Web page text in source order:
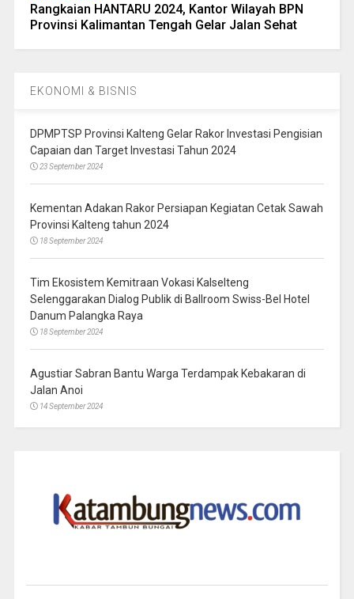
Rangkaian HANTARU 2024, Kantor Wilayah BPN
Provinsi Kalimantan Tengah Gelar Jalan Sehat
EKONOMI & BISNIS
DPMPTSP Provinsi Kalteng Gelar Rakor Investasi Pengisian
Capaian dan Target Investasi Tahun 2024
23 September 2024
Kementan Adakan Rakor Persiapan Kegiatan Cetak Sawah
Provinsi Kalteng tahun 2024
18 September 2024
Tim Ekosistem Kemitraan Vokasi Kalselteng
Selenggarakan Dialog Publik di Ballroom Swiss-Bel Hotel
Danum Palangka Raya
18 September 2024
Agustiar Sabran Bantu Warga Terdampak Kebakaran di
Jalan Anoi
14 September 2024